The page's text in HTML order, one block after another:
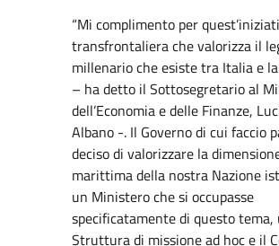
“Mi complimento per
transfrontaliera che valorizza il
millenario che esiste tra Italia e
– ha detto il Sottosegretario al
dell’Economia e delle Finanze,
Albano -. Il Governo di cui faccio
deciso di valorizzare la
marittima della nostra Nazione
un Ministero che si occupasse
specificatamente di questo tema,
Struttura di missione ad hoc e il